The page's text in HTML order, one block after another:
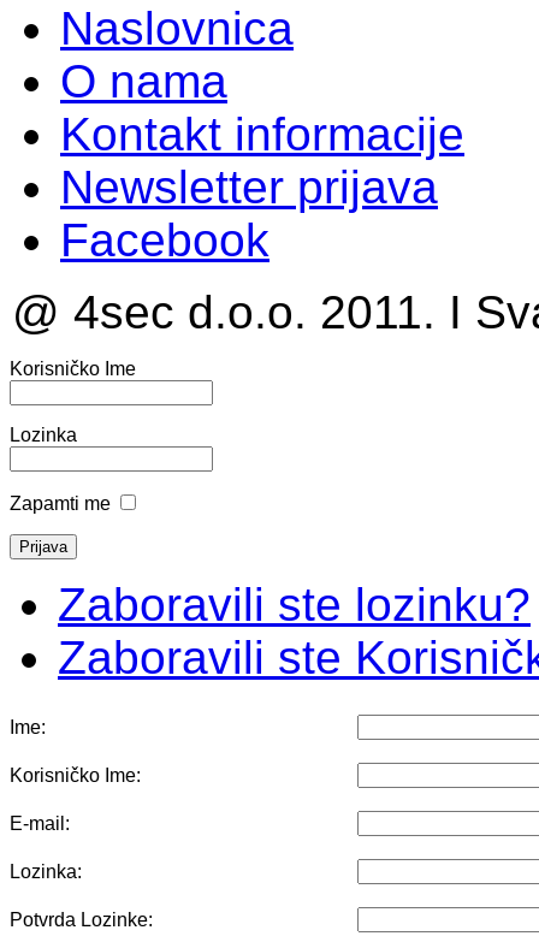
Naslovnica
O nama
Kontakt informacije
Newsletter prijava
Facebook
@ 4sec d.o.o. 2011. I
Korisničko Ime
Lozinka
Zapamti me
Zaboravili ste lozinku?
Zaboravili ste
Ime:
Korisničko Ime:
E-mail:
Lozinka:
Potvrda Lozinke: